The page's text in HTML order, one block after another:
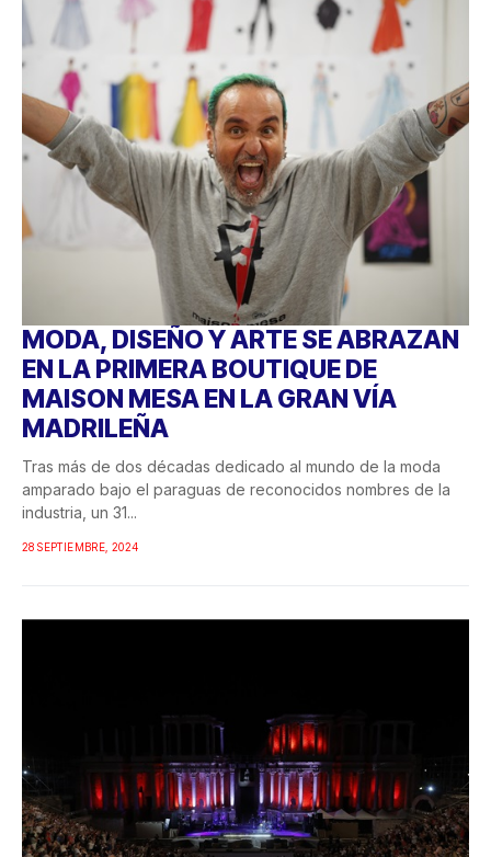
MODA, DISEÑO Y ARTE SE ABRAZAN
EN LA PRIMERA BOUTIQUE DE
MAISON MESA EN LA GRAN VÍA
MADRILEÑA
Tras más de dos décadas dedicado al mundo de la moda
amparado bajo el paraguas de reconocidos nombres de la
industria, un 31...
28 SEPTIEMBRE, 2024